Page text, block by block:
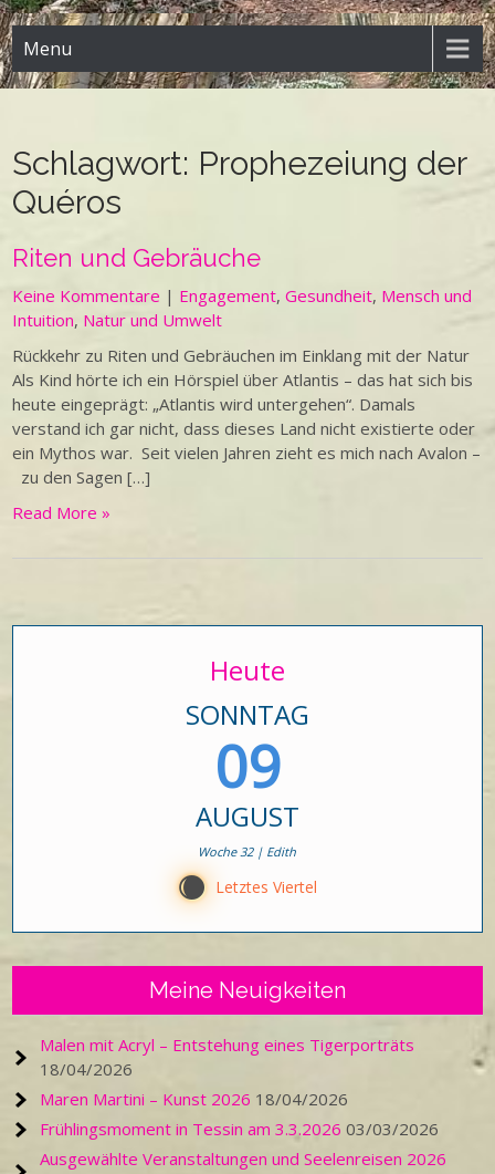
Menu
Schlagwort: Prophezeiung der
Quéros
Riten und Gebräuche
Keine Kommentare | Engagement,Gesundheit, Mensch und
Intuition, Natur und Umwelt
Rückkehr zu Riten und Gebräuchen im Einklang mit der Natur
Als Kind hörte ich ein Hörspiel über Atlantis – das hat sich bis
heute eingeprägt: „Atlantis wird untergehen“. Damals
verstand ich gar nicht, dass dieses Land nicht existierte oder
ein Mythos war. Seit vielen Jahren zieht es mich nach Avalon –
zu den Sagen […]
Read More »
Heute
SONNTAG
09
AUGUST
Woche 32 | Edith
X Letztes Viertel
Meine Neuigkeiten
Malen mit Acryl – Entstehung eines Tigerporträts
18/04/2026
Maren Martini – Kunst 2026 18/04/2026
Frühlingsmoment in Tessin am 3.3.2026 03/03/2026
Ausgewählte Veranstaltungen und Seelenreisen 2026